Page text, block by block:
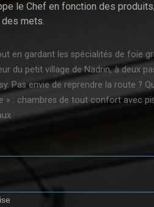
le Chef en fonction des
mets.
en gardant les spécialités de foie
du petit village de Nadrin, à deux
Pas envie de reprendre la route ?
» : chambres de tout confort avec